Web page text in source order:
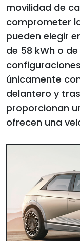
movilidad de
comprometer
pueden elegir
de 58 kWh o
únicamente
delantero y
proporcionan
ofrecen una